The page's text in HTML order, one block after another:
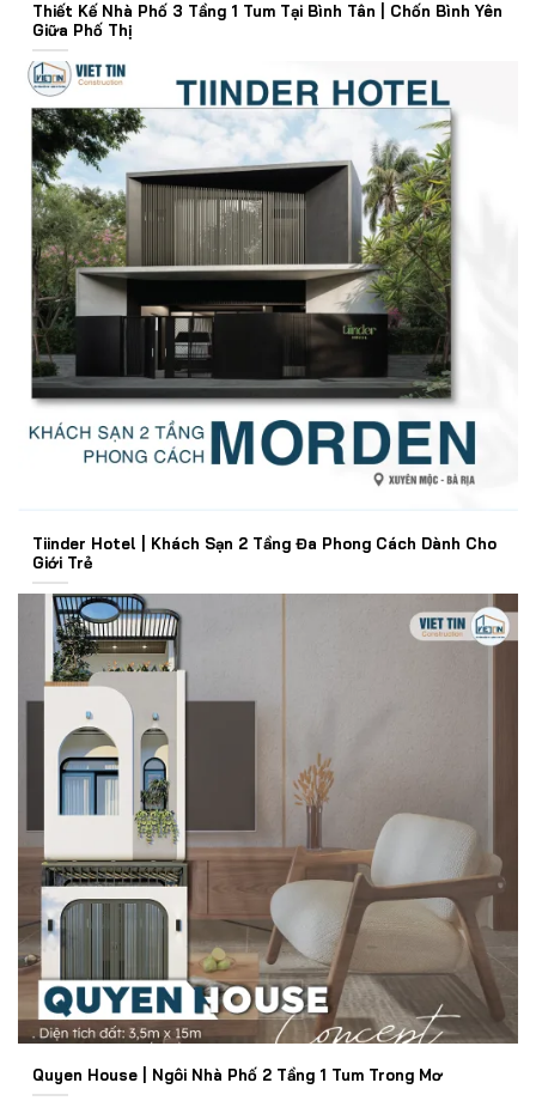
Thiết Kế Nhà Phố 3 Tầng 1 Tum Tại Bình Tân | Chốn Bình Yên
Giữa Phố Thị
Tiinder Hotel | Khách Sạn 2 Tầng Đa Phong Cách Dành Cho
Giới Trẻ
Quyen House | Ngôi Nhà Phố 2 Tầng 1 Tum Trong Mơ